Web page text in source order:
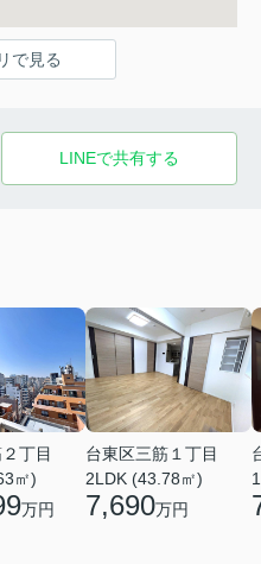
で見る
LINEで共有する
丁目
㎡)
万円
台東区三筋１丁目
2LDK (43.78㎡)
7,690万円